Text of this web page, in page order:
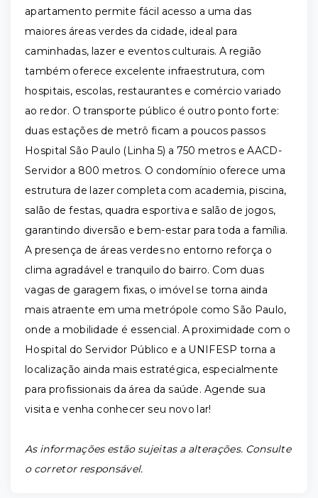
apartamento permite fácil acesso a uma das
maiores áreas verdes da cidade, ideal para
caminhadas, lazer e eventos culturais. A região
também oferece excelente infraestrutura, com
hospitais, escolas, restaurantes e comércio variado
ao redor. O transporte público é outro ponto forte:
duas estações de metrô ficam a poucos passos
Hospital São Paulo (Linha 5) a 750 metros e AACD-
Servidor a 800 metros. O condomínio oferece uma
estrutura de lazer completa com academia, piscina,
salão de festas, quadra esportiva e salão de jogos,
garantindo diversão e bem-estar para toda a família.
A presença de áreas verdes no entorno reforça o
clima agradável e tranquilo do bairro. Com duas
vagas de garagem fixas, o imóvel se torna ainda
mais atraente em uma metrópole como São Paulo,
onde a mobilidade é essencial. A proximidade com o
Hospital do Servidor Público e a UNIFESP torna a
localização ainda mais estratégica, especialmente
para profissionais da área da saúde. Agende sua
visita e venha conhecer seu novo lar!
As informações estão sujeitas a alterações. Consulte
o corretor responsável.